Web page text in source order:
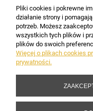
Copyright
Pliki cookies i pokrewne
działanie strony i
potrzeb. Możesz
wszystkich tych plików i
plików do swoich
Więcej o plikach cookies
prywatności.